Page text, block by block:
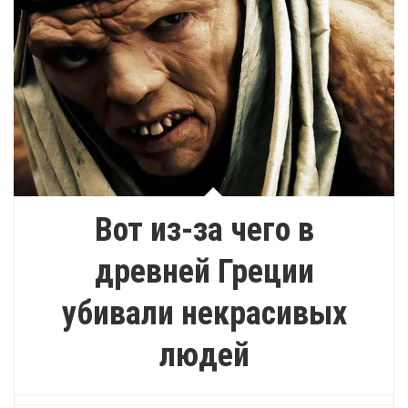
Вот из-за чего в
древней Греции
убивали некрасивых
людей